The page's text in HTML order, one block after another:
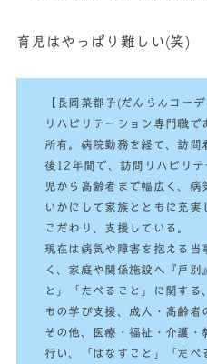
育児はやっぱり難しい(笑)
【長岡菜都子(だんらんコーデ
リハビリテーション専門職
所有。病院勤務を経て、訪問
後12年間で、訪問リハビリ
児から高齢者まで幅広く、病
いかにして家族とともに充実
こだわり、支援している。
現在は病気や障害を抱える当
く、家庭や関係施設へ『戸別
と」「たべること」に関す
もの学び支援、成人・高齢者
その他、医療・福祉・介護・
行い、「はなすこと」「たべ